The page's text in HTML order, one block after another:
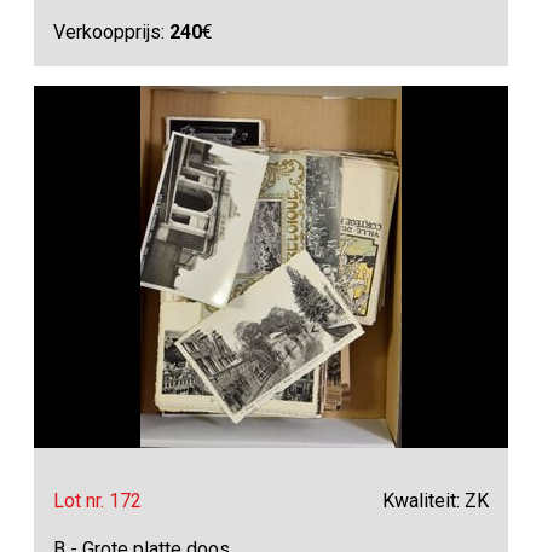
Verkoopprijs: 240€
Lot nr. 172 Kwaliteit: ZK